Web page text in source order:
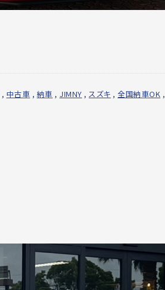
, 中古車 , 納車 , JIMNY , スズキ ,全国納車OK ,